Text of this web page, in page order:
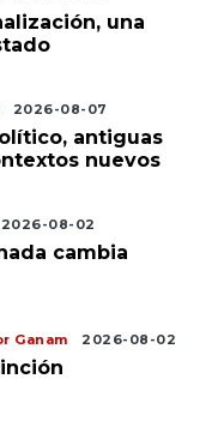
una
2026-08-07
antiguas
nuevos
2026-08-02
cambia
Ganam 2026-08-02